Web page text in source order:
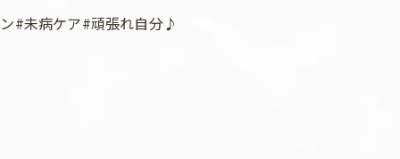
#未病ケア#頑張れ自分♪